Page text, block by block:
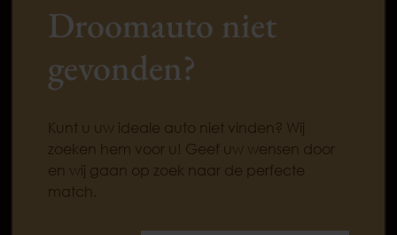
Droomauto niet
gevonden?
Kunt u uw ideale auto niet vinden? Wij
zoeken hem voor u! Geef uw wensen door
en wij gaan op zoek naar de perfecte
match.